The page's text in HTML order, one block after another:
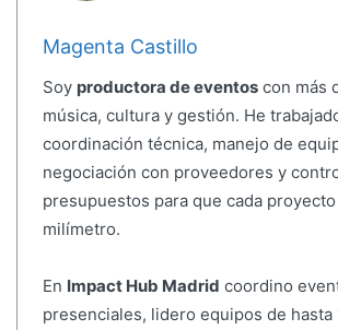
Magenta Castillo
Soy productora de eventoscon más
música, cultura y gestión. He
coordinación técnica, manejo de
negociación con proveedores y
presupuestos para que cada
milímetro.
En Impact Hub Madrid coordino
presenciales, lidero equipos de hasta